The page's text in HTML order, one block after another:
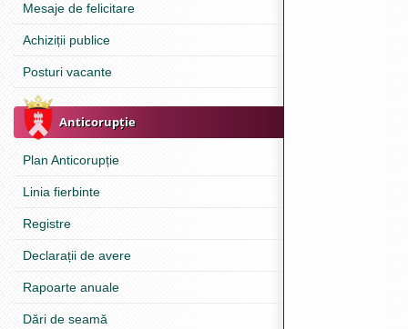
Mesaje de felicitare
Achiziții publice
Posturi vacante
Anticorupție
Plan Anticorupție
Linia fierbinte
Registre
Declarații de avere
Rapoarte anuale
Dări de seamă